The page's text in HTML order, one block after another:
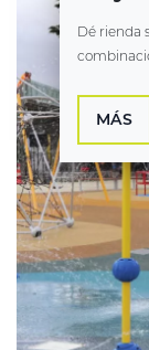
Dé rienda
MÁS